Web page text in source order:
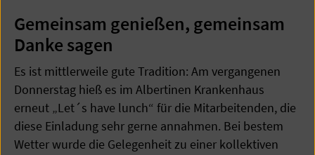
Gemeinsam genießen, gemeinsam
Danke sagen
Es ist mittlerweile gute Tradition: Am vergangenen
Donnerstag hieß es im Albertinen Krankenhaus
erneut „Let´s have lunch“ für die Mitarbeitenden, die
diese Einladung sehr gerne annahmen. Bei bestem
Wetter wurde die Gelegenheit zu einer kollektiven